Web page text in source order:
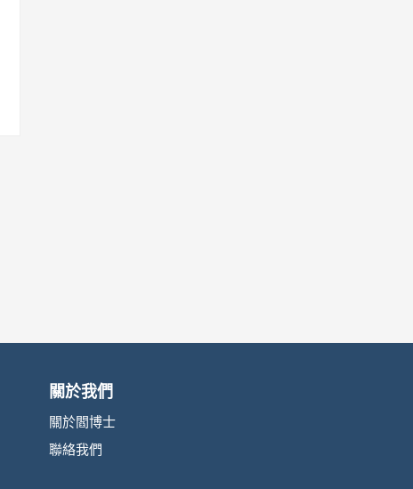
關於我們
關於閻博士
聯絡我們